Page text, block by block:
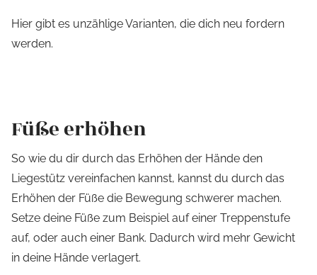
Hier gibt es unzählige Varianten, die dich neu fordern
werden.
Füße erhöhen
So wie du dir durch das Erhöhen der Hände den
Liegestütz vereinfachen kannst, kannst du durch das
Erhöhen der Füße die Bewegung schwerer machen.
Setze deine Füße zum Beispiel auf einer Treppenstufe
auf, oder auch einer Bank. Dadurch wird mehr Gewicht
in deine Hände verlagert.